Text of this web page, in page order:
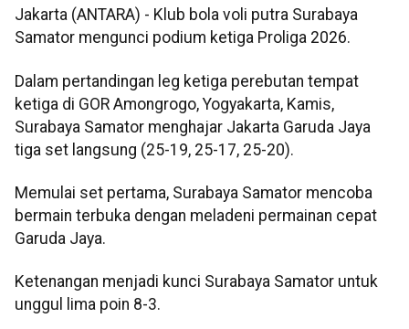
Jakarta (ANTARA) - Klub bola voli putra Surabaya
Samator mengunci podium ketiga Proliga 2026.
Dalam pertandingan leg ketiga perebutan tempat
ketiga di GOR Amongrogo, Yogyakarta, Kamis,
Surabaya Samator menghajar Jakarta Garuda Jaya
tiga set langsung (25-19, 25-17, 25-20).
Memulai set pertama, Surabaya Samator mencoba
bermain terbuka dengan meladeni permainan cepat
Garuda Jaya.
Ketenangan menjadi kunci Surabaya Samator untuk
unggul lima poin 8-3.